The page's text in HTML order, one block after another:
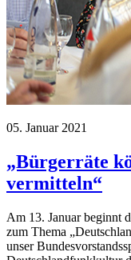
05. Januar 2021
„Bürgerräte
vermitteln“
Am 13. Januar beginnt
zum Thema
unser